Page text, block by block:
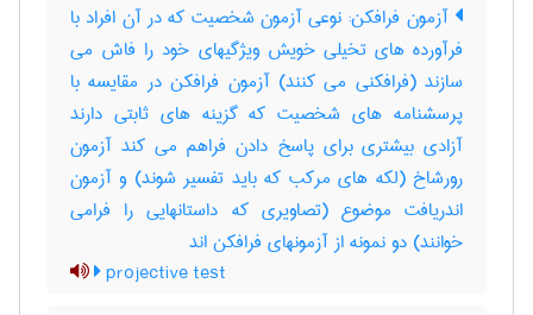
آزمون فرافکن: نوعی آزمون شخصیت که در آن افراد با
فرآورده های تخیلی خویش ویژگیهای خود را فاش می
سازند (فرافکنی می کنند) آزمون فرافکن در مقایسه با
پرسشنامه های شخصیت که گزینه های ثابتی دارند
آزادی بیشتری برای پاسخ دادن فراهم می کند آزمون
رورشاخ (لکه های مرکب که باید تفسیر شوند) و آزمون
اندریافت موضوع (تصاویری که داستانهایی را فرامی
خوانند) دو نمونه از آزمونهای فرافکن اند
projective test